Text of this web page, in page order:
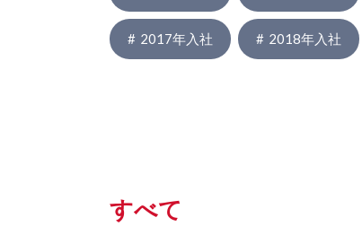
2017年入社 2018年入社
すべて